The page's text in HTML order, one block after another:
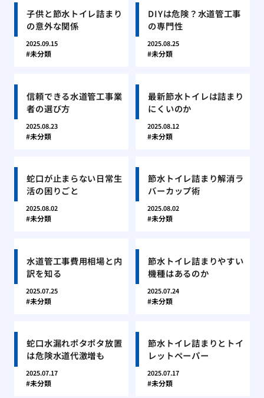
子供と節水トイレ詰まり
の意外な関係
2025.09.15
未分類
DIYは危険？水道管工事
の専門性
2025.08.25
未分類
信頼できる水道管工事業
者の選び方
2025.08.23
未分類
最新節水トイレは詰まり
にくいのか
2025.08.12
未分類
蛇口が止まらない日常生
活の困りごと
2025.08.02
未分類
節水トイレ詰まり解消ラ
バーカップ術
2025.08.02
未分類
水道管工事費用相場と内
訳を知る
2025.07.25
未分類
節水トイレ詰まりやすい
機種はあるのか
2025.07.24
未分類
蛇口水漏れポタポタ放置
は危険水道代激増も
2025.07.17
未分類
節水トイレ詰まりとトイ
レットペーパー
2025.07.17
未分類